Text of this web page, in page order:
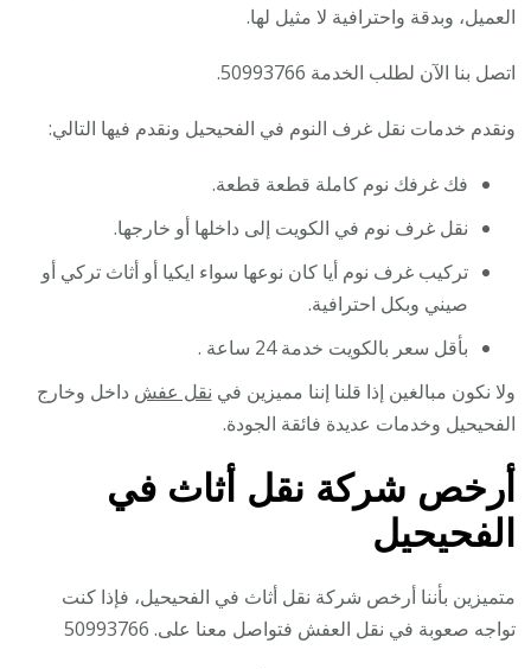
العميل، وبدقة واحترافية لا مثيل لها.
اتصل بنا الآن لطلب الخدمة 50993766.
ونقدم خدمات نقل غرف النوم في الفحيحيل ونقدم فيها التالي:
فك غرفك نوم كاملة قطعة قطعة.
نقل غرف نوم في الكويت إلى داخلها أو خارجها.
تركيب غرف نوم أيا كان نوعها سواء ايكيا أو أثاث تركي أو
صيني وبكل احترافية.
بأقل سعر بالكويت خدمة 24 ساعة .
ولا نكون مبالغين إذا قلنا إننا مميزين في نقل عفش داخل وخارج
الفحيحيل وخدمات عديدة فائقة الجودة.
أرخص شركة نقل أثاث في
الفحيحيل
متميزين بأننا أرخص شركة نقل أثاث في الفحيحيل، فإذا كنت
تواجه صعوبة في نقل العفش فتواصل معنا على. 50993766